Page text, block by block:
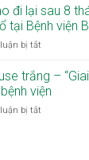
Bình:
Nâng
khám,
điều
phức
tạp
xương
cẳng
bệnh
73
tuổi
thời
hai
ung
đi lại sau 8
tại Bệnh viện
bị tắt
mẹ
Lào
đi
trắng –
viện
bị tắt